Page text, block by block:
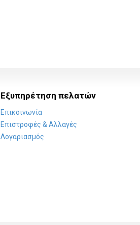
Εξυπηρέτηση πελατών
Επικοινωνία
Επιστροφές & Αλλαγές
Λογαριασμός